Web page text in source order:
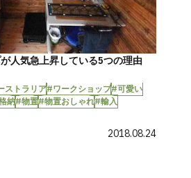
人気急上昇している5つの理由
ストラリア#ワークショップ#可愛い
納#物置#物置おしゃれ#輸入
2018.08.24